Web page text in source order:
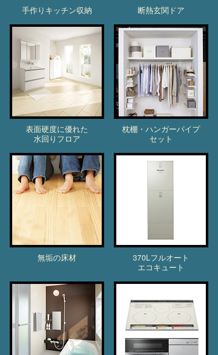
手作りキッチン収納 断熱玄関ドア
表面硬度に優れた
水回りフロア
枕棚・ハンガーパイプ
セット
無垢の床材
370Lフルオート
エコキュート